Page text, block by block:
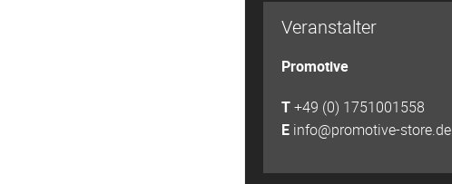
Veranstalter
Promotive
T+49 (0) 1751001558
E info@promotive-store.de